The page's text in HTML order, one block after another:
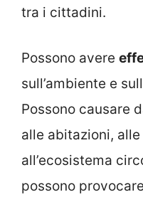
tra i cittadini.
Possono avere
sull’ambiente e
Possono causare
alle abitazioni,
all’ecosistema
possono